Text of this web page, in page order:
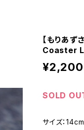
【もりあ
Coaster L
¥2,200
SOLD
サイズ：14cm